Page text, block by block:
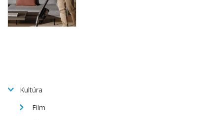
Kultúra
Film